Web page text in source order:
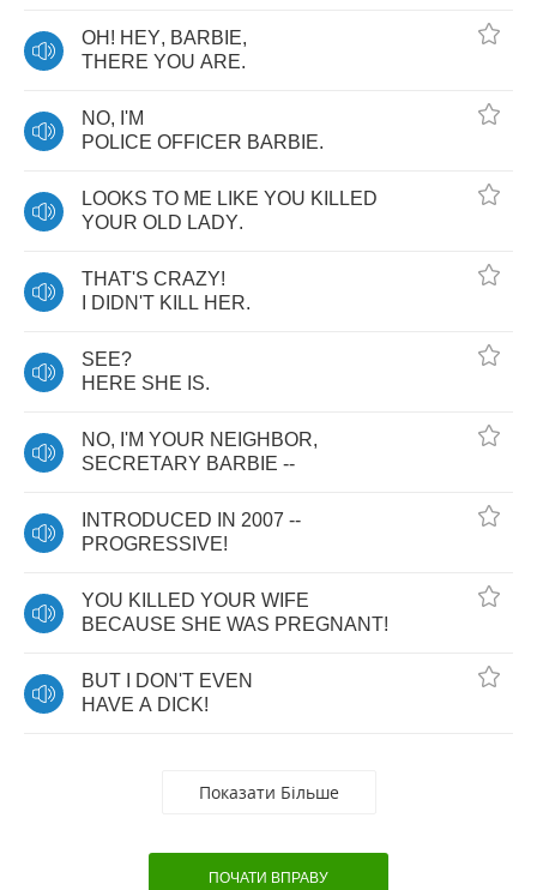
OH ! HEY, BARBIE,
THERE YOU ARE.
NO, I'M
POLICE OFFICER BARBIE.
LOOKS TO ME LIKE YOU KILLED
YOUR OLD LADY.
THAT'S CRAZY!
DIDN'T KILL HER.
SEE?
HERE SHE IS.
NO, I'M YOUR NEIGHBOR,
SECRETARY BARBIE --
INTRODUCED IN 2007 --
PROGRESSIVE!
YOU KILLED YOUR WIFE
BECAUSE SHE WAS PREGNANT!
BUT DON'T EVEN
HAVE A DICK!
Показати Більше
ПОЧАТИ ВПРАВУ